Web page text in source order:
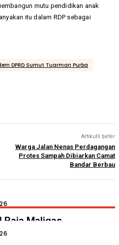
mutu pendidikan anak
itu dalam RDP sebagai
DPRD Sumut Tuarman Purba
Artikulli tjetër
Warga Jalan Nenas Perdagangan
Protes Sampah Dibiarkan Camat
Bandar Berbau
Raja Maligas